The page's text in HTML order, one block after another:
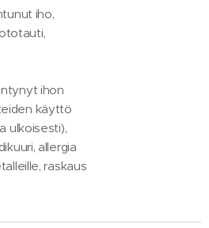
iho,
ihon
käyttö
ulkoisesti),
allergia
raskaus